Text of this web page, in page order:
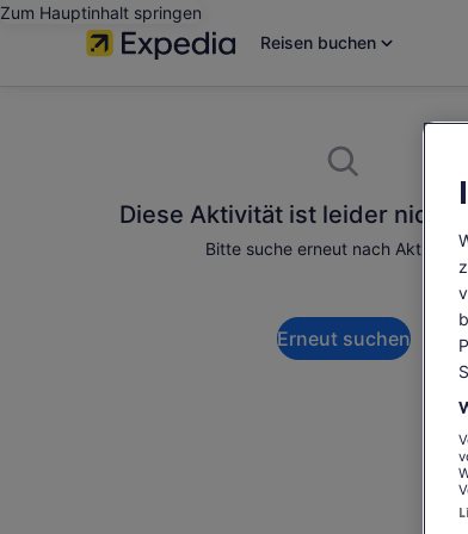
Zum Hauptinhalt springen
Reisen buchen
Diese Aktivität ist leider nicht
Bitte suche erneut nach
Erneut suchen